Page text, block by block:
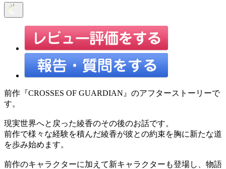
前作『CROSSES OF GUARDIAN』のアフターストーリーで
す。
現実世界へと戻った綾香のその後のお話です。
前作で様々な経験を積んだ綾香が彼との約束を胸に新たな道
を歩み始めます。
前作のキャラクターに加えて新キャラクターも登場し、物語